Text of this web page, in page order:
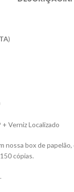
)
Verniz Localizado
box de
cópias.